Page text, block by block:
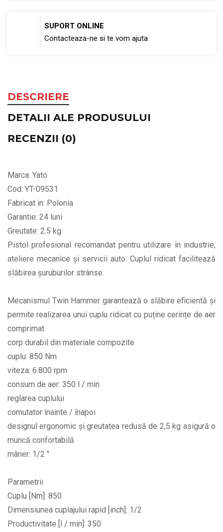
SUPORT ONLINE
Contacteaza-ne si te vom ajuta
DESCRIERE
DETALII ALE PRODUSULUI
RECENZII (0)
Marca: Yato
Cod: YT-09531
Fabricat in: Polonia
Garantie: 24 luni
Greutate: 2.5 kg
Pistol profesional recomandat pentru utilizare în industrie,
ateliere mecanice și servicii auto. Cuplul ridicat facilitează
slăbirea șuruburilor strânse.
Mecanismul Twin Hammer garantează o slăbire eficientă și
permite realizarea unui cuplu ridicat cu puține cerințe de aer
comprimat
corp durabil din materiale compozite
cuplu: 850 Nm
viteza: 6.800 rpm
consum de aer: 350 l / min
reglarea cuplului
comutator înainte / înapoi
designul ergonomic și greutatea redusă de 2,5 kg asigură o
muncă confortabilă
mâner: 1/2 "
Parametrii
Cuplu [Nm]: 850
Dimensiunea cuplajului rapid [inch]: 1/2
Productivitate [l / min]: 350